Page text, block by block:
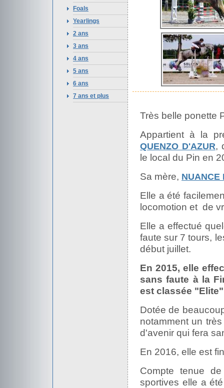
Foals
Yearlings
2 ans
3 ans
4 ans
5 ans
6 ans
7 ans et plus
Très belle ponette
Appartient à la
QUENZO D'AZUR,
le local du Pin en
Sa mère, NUANCE
Elle a été
locomotion et de
Elle a effectué
faute sur 7 tours,
début juillet.
En 2015, elle
sans faute à la
est classée "Elite"
Dotée de
notamment un
d'avenir qui fera
En 2016, elle est
Compte tenue
sportives elle a